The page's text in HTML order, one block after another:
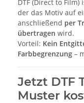
DTF (Direct to
der das Motiv auf
anschließend per
übertragen wird.
Vorteil: Kein
Farbbegrenzung –
Jetzt DTF
Muster